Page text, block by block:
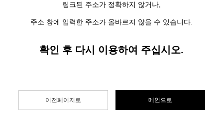
링크된 주소가 정확하지 않거나,
주소 창에 입력한 주소가 올바르지 않을 수 있습니다.
확인 후 다시 이용하여 주십시오.
이전페이지로 메인으로